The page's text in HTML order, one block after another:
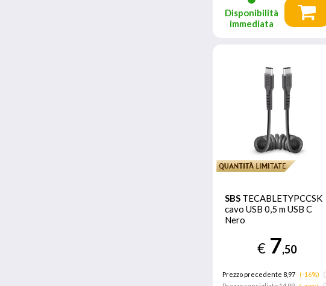
Disponibilità
immediata
SBS TECABLETYPCCSK
cavo USB 0,5 m USB C
Nero
€ 7,50
Prezzo precedente 8,97
(-16%)